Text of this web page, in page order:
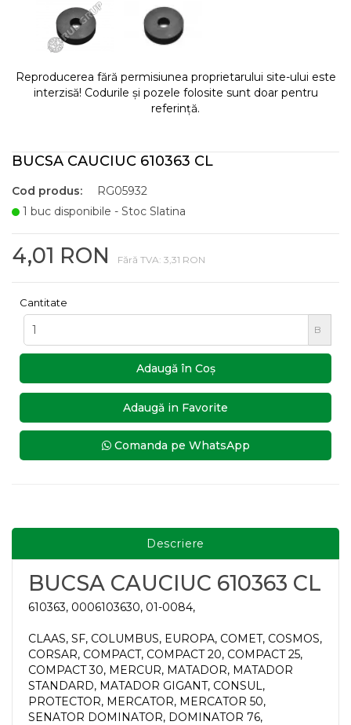
Reproducerea fără permisiunea proprietarului site-ului este
interzisă! Codurile și pozele folosite sunt doar pentru
referință.
BUCSA CAUCIUC 610363 CL
Cod produs:
RG05932
1 buc disponibile - Stoc Slatina
4,01 RON Fără TVA: 3,31 RON
Cantitate
B
Adaugă în Coş
Adaugă in Favorite
Comanda pe WhatsApp
Descriere
BUCSA CAUCIUC 610363 CL
610363, 0006103630, 01-0084,
CLAAS, SF, COLUMBUS, EUROPA, COMET, COSMOS,
CORSAR, COMPACT, COMPACT 20, COMPACT 25,
COMPACT 30, MERCUR, MATADOR, MATADOR
STANDARD, MATADOR GIGANT, CONSUL,
PROTECTOR, MERCATOR, MERCATOR 50,
SENATOR DOMINATOR, DOMINATOR 76,